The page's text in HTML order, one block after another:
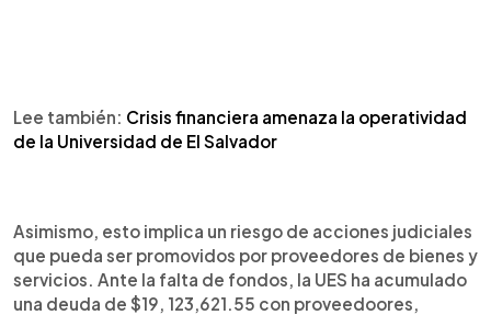
Lee también: Crisis financiera amenaza la operatividad
de la Universidad de El Salvador
Asimismo, esto implica un riesgo de acciones judiciales
que pueda ser promovidos por proveedores de bienes y
servicios. Ante la falta de fondos, la UES ha acumulado
una deuda de $19, 123,621.55 con proveedoores,